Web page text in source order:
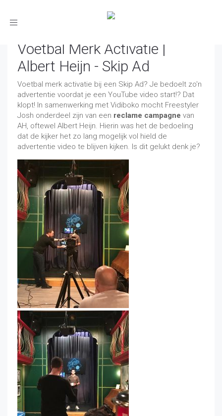
Toggle
Voetbal Merk Activatie |
Albert Heijn - Skip Ad
Voetbal merk activatie bij een Skip Ad? Je bedoelt zo'n
advertentie voordat je een YouTube video start!? Dat
klopt! In samenwerking met Vidiboko mocht Freestyler
Josh onderdeel zijn van een reclame campagne van
AH, oftewel Albert Heijn. Hierin was het de bedoeling
dat de kijker het zo lang mogelijk vol hield de
advertentie video te blijven kijken. Is dit gelukt denk je?